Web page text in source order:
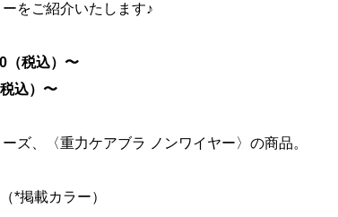
をご紹介いたします♪
税込）〜
込）〜
ズ、〈重力ケアブラ ノンワイヤー〉の商品。
*掲載カラー）